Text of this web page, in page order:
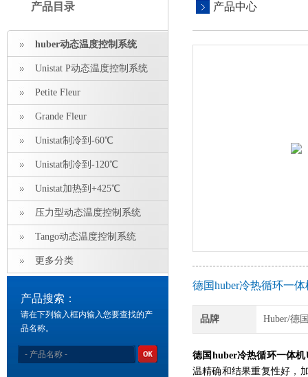
产品目录
huber动态温度控制系统
Unistat P动态温度控制系统
Petite Fleur
Grande Fleur
Unistat制冷到-60℃
Unistat制冷到-120℃
Unistat加热到+425℃
压力型动态温度控制系统
Tango动态温度控制系统
更多分类
产品搜索：
请在下列输入框内输入您要查找的产
品名称。
产品中心
德国huber冷热循环一
品牌 Huber/德
德国huber冷热循环一体机
温精确和结果重复性好，